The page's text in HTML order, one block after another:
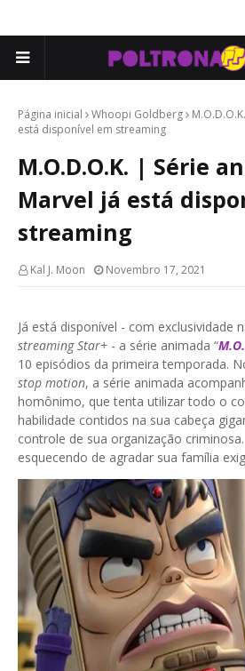
Página inicial Whoopi Goldberg
está disponível em streaming
M.O.D.O.K. | Série
Marvel já está
streaming
Kal J. Moon Novembro 17, 2021
Já está disponível - com exclusividade
streaming Star+ - a série animada “
10 episódios da primeira temporada.
stop motion, a série animada
homônimo, que tenta utilizar todo o
habilidade contidos na sua cabeça
controle de sua organização
esquecendo de agradar sua família